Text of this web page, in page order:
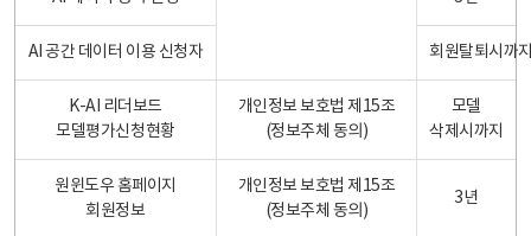
AI 공간 데이터 이용 신청자 회원탈퇴시까
K-AI 리더보드
모델평가신청현황
개인정보 보호법 제15조
(정보주체 동의)
모델
삭제시까지
원윈도우 홈페이지
회원정보
개인정보 보호법 제15조
(정보주체 동의)
3년